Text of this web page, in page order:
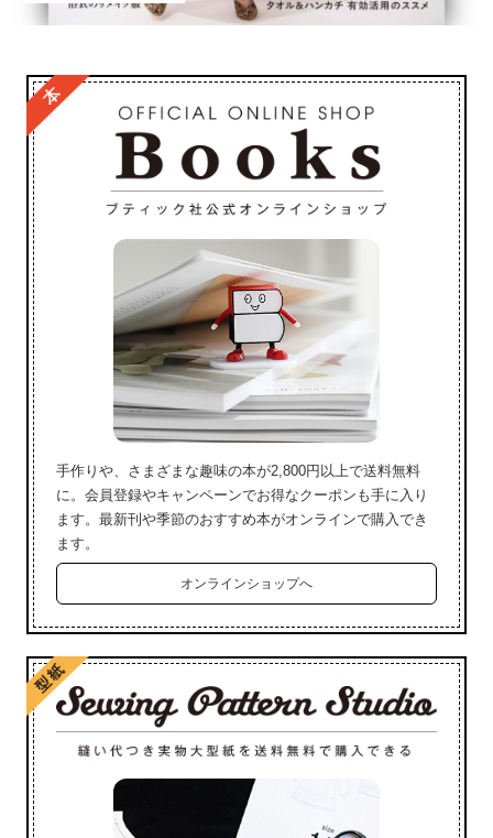
手作りや、さまざまな趣味の本が2,800円以上で送料無料
に。会員登録やキャンペーンでお得なクーポンも手に入り
ます。最新刊や季節のおすすめ本がオンラインで購入でき
ます。
オンラインショップへ